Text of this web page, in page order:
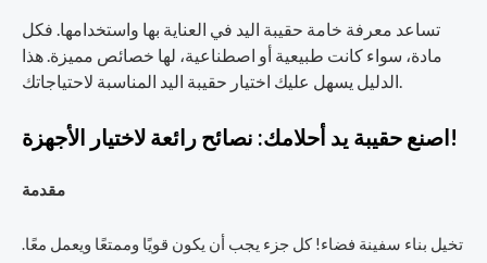
تساعد معرفة خامة حقيبة اليد في العناية بها واستخدامها. فكل
مادة، سواء كانت طبيعية أو اصطناعية، لها خصائص مميزة. هذا
الدليل يسهل عليك اختيار حقيبة اليد المناسبة لاحتياجاتك.
اصنع حقيبة يد أحلامك: نصائح رائعة لاختيار الأجهزة!
مقدمة
تخيل بناء سفينة فضاء! كل جزء يجب أن يكون قويًا وممتعًا ويعمل معًا.